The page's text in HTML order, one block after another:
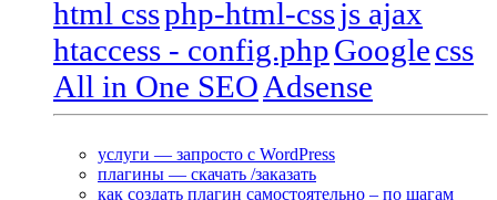
html cssphp-html-cssjs ajax
htaccess - config.phpGooglecss
All in One SEO Adsense
услуги — запросто с WordPress
плагины — скачать /заказать
как создать плагин самостоятельно – по шагам